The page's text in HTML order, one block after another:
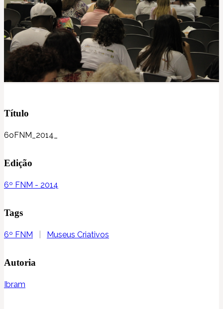
Título
6oFNM_2014_
Edição
6º FNM - 2014
Tags
6º FNM Museus Criativos
Autoria
Ibram